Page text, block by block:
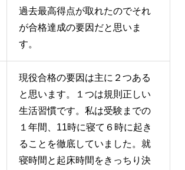
過去最高得点が取れたのでそれ
が合格達成の要因だと思いま
す。
現役合格の要因は主に２つある
と思います。１つは規則正しい
生活習慣です。私は受験までの
１年間、11時に寝て６時に起き
ることを徹底していました。就
寝時間と起床時間をきっちり決